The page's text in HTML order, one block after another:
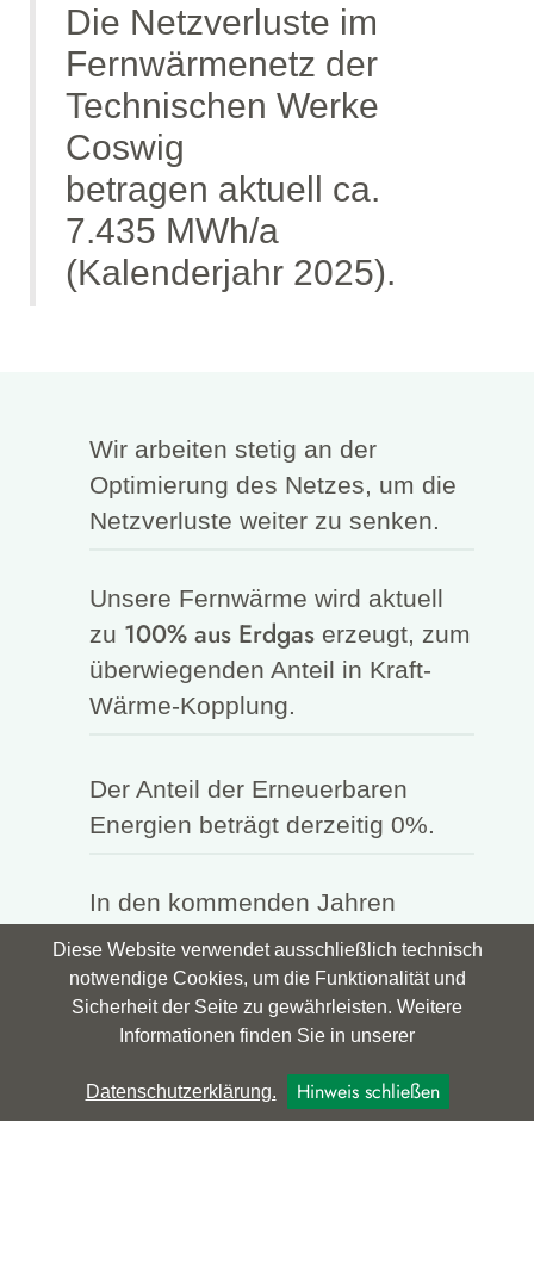
Die Netzverluste im
Fernwärmenetz der
Technischen Werke
Coswig
betragen aktuell ca.
7.435 MWh/a
(Kalenderjahr 2025).
Wir arbeiten stetig an der
Optimierung des Netzes, um die
Netzverluste weiter zu senken.
Unsere Fernwärme wird aktuell
zu 100% aus Erdgas erzeugt, zum
überwiegenden Anteil in Kraft-
Wärme-Kopplung.
Der Anteil der Erneuerbaren
Energien beträgt derzeitig 0%.
In den kommenden Jahren
werden wir Anlagen zur
Wärmeerzeugung aus
Erneuerbarer Energien
installieren.
Diese Website verwendet ausschließlich technisch
notwendige Cookies, um die Funktionalität und
Sicherheit der Seite zu gewährleisten. Weitere
Informationen finden Sie in unserer
Datenschutzerklärung. Hinweis schließen